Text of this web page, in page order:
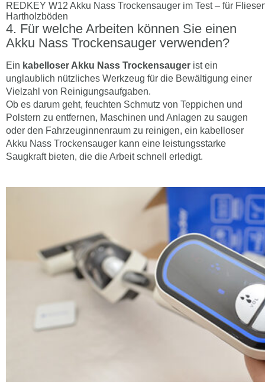
REDKEY W12 Akku Nass Trockensauger im Test – für
Hartholzböden
Für welche Arbeiten können Sie einen
Akku Nass Trockensauger verwenden?
Ein kabelloser Akku Nass Trockensauger ist ein
unglaublich nützliches Werkzeug für die Bewältigung einer
Vielzahl von Reinigungsaufgaben.
Ob es darum geht, feuchten Schmutz von Teppichen und
Polstern zu entfernen, Maschinen und Anlagen zu saugen
oder den Fahrzeuginnenraum zu reinigen, ein kabelloser
Akku Nass Trockensauger kann eine leistungsstarke
Saugkraft bieten, die die Arbeit schnell erledigt.